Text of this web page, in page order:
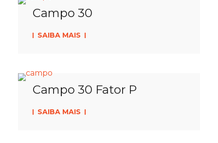
Campo 30
SAIBA MAIS
Campo 30 Fator P
SAIBA MAIS